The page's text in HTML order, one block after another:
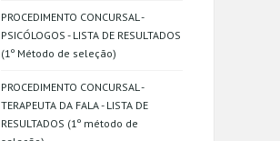
PROCEDIMENTO CONCURSAL -
PSICÓLOGOS - LISTA DE RESULTADOS
(1º Método de seleção)
PROCEDIMENTO CONCURSAL -
TERAPEUTA DA FALA - LISTA DE
RESULTADOS (1º método de